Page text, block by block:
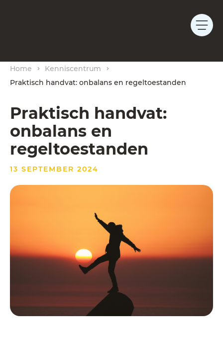
Home
Kenniscentrum
Praktisch handvat: onbalans en regeltoestanden
Praktisch handvat:
onbalans en
regeltoestanden
13 SEPTEMBER 2024